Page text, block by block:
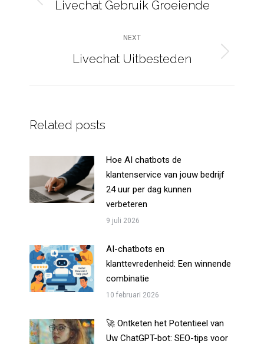
Previous
Livechat Gebruik Groeiende
NEXT
Next
Livechat Uitbesteden
Related posts
Hoe AI chatbots de
klantenservice van jouw bedrijf
24 uur per dag kunnen
verbeteren
9 juli 2026
AI-chatbots en
klanttevredenheid: Een winnende
combinatie
10 februari 2026
🚀 Ontketen het Potentieel van
Uw ChatGPT-bot: SEO-tips voor